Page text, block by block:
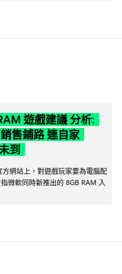
遊戲建議 分析:
售鋪路 連自家
到
網站上，對遊戲玩家要為電腦配
微軟同時新推出的 8GB RAM 入